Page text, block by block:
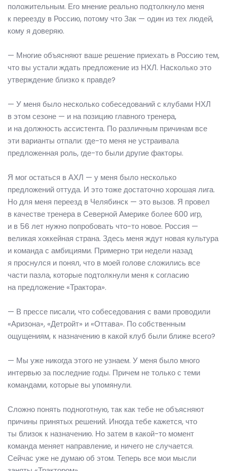
положительным. Его мнение реально подтолкнуло меня
к переезду в Россию, потому что Зак — один из тех людей,
кому я доверяю.
— Многие объясняют ваше решение приехать в Россию тем,
что вы устали ждать предложение из НХЛ. Насколько это
утверждение близко к правде?
— У меня было несколько собеседований с клубами НХЛ
в этом сезоне — и на позицию главного тренера,
и на должность ассистента. По различным причинам все
эти варианты отпали: где-то меня не устраивала
предложенная роль, где-то были другие факторы.
Я мог остаться в АХЛ — у меня было несколько
предложений оттуда. И это тоже достаточно хорошая лига.
Но для меня переезд в Челябинск — это вызов. Я провел
в качестве тренера в Северной Америке более 600 игр,
и в 56 лет нужно попробовать что-то новое. Россия —
великая хоккейная страна. Здесь меня ждут новая культура
и команда с амбициями. Примерно три недели назад
я проснулся и понял, что в моей голове сложились все
части пазла, которые подтолкнули меня к согласию
на предложение «Трактора».
— В прессе писали, что собеседования с вами проводили
«Аризона», «Детройт» и «Оттава». По собственным
ощущениям, к назначению в какой клуб были ближе всего?
— Мы уже никогда этого не узнаем. У меня было много
интервью за последние годы. Причем не только с теми
командами, которые вы упомянули.
Сложно понять подноготную, так как тебе не объясняют
причины принятых решений. Иногда тебе кажется, что
ты близок к назначению. Но затем в какой-то момент
команда меняет направление, и ничего не случается.
Сейчас уже не думаю об этом. Теперь все мои мысли